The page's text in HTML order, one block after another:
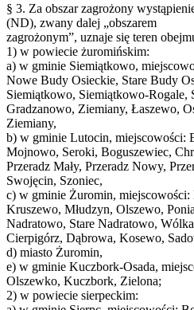
§ 3. Za obszar zagrożony
(ND), zwany dalej „obszarem
zagrożonym”, uznaje się teren
1) w powiecie żuromińskim:
a) w gminie Siemiątkowo,
Nowe Budy Osieckie, Stare Budy
Siemiątkowo, Siemiątkowo-Rogale,
Gradzanowo, Ziemiany, Łaszewo,
Ziemiany,
b) w gminie Lutocin, miejscowości:
Mojnowo, Seroki, Boguszewiec,
Przeradz Mały, Przeradz Nowy,
Swojęcin, Szoniec,
c) w gminie Żuromin,
Kruszewo, Młudzyn, Olszewo,
Nadratowo, Stare Nadratowo,
Cierpigórz, Dąbrowa, Kosewo,
d) miasto Żuromin,
e) w gminie Kuczbork-Osada,
Olszewko, Kuczbork, Zielona;
2) w powiecie sierpeckim: